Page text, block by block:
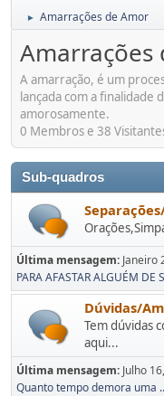
► Amarrações de Amor
Amarrações
A amarração, é um
lançada com a finalidade
amorosamente.
0 Membros e 38
Sub-quadros
Última mensagem: Janeiro
PARA AFASTAR ALGUÉM DE
Dúvidas/
Tem dúvidas
aqui...
Última mensagem: Julho
Quanto tempo demora uma